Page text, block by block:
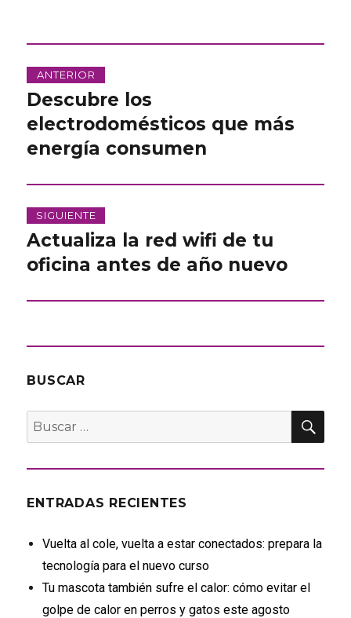
de
entradas
ANTERIOR
Entrada
anterior:
Descubre los
electrodomésticos que más
energía consumen
SIGUIENTE
Entrada
siguiente:
Actualiza la red wifi de tu
oficina antes de año nuevo
BUSCAR
Buscar
por:
ENTRADAS RECIENTES
Vuelta al cole, vuelta a estar conectados: prepara la
tecnología para el nuevo curso
Tu mascota también sufre el calor: cómo evitar el
golpe de calor en perros y gatos este agosto